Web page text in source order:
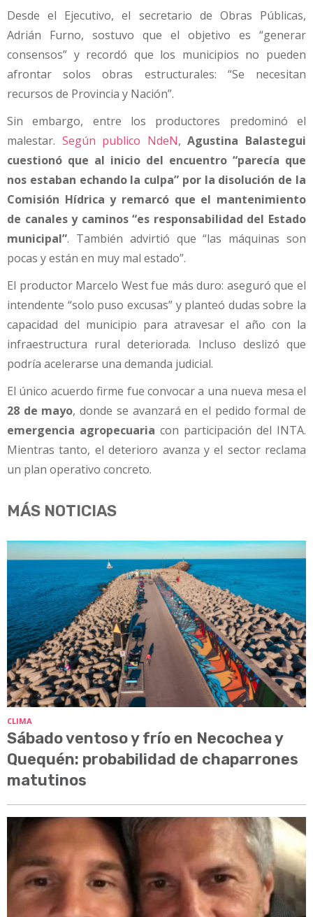
Desde el Ejecutivo, el secretario de Obras Públicas,
Adrián Furno, sostuvo que el objetivo es “generar
consensos” y recordó que los municipios no pueden
afrontar solos obras estructurales: “Se necesitan
recursos de Provincia y Nación”.
Sin embargo, entre los productores predominó el
malestar. Según publico NdeN,Agustina Balastegui
cuestionó que al inicio del encuentro “parecía que
nos estaban echando la culpa” por la disolución de la
Comisión Hídrica y remarcó que el mantenimiento
de canales y caminos “es responsabilidad del Estado
municipal”. También advirtió que “las máquinas son
pocas y están en muy mal estado”.
El productor Marcelo West fue más duro: aseguró que el
intendente “solo puso excusas” y planteó dudas sobre la
capacidad del municipio para atravesar el año con la
infraestructura rural deteriorada. Incluso deslizó que
podría acelerarse una demanda judicial.
El único acuerdo firme fue convocar a una nueva mesa el
28 de mayo, donde se avanzará en el pedido formal de
emergencia agropecuaria con participación del INTA.
Mientras tanto, el deterioro avanza y el sector reclama
un plan operativo concreto.
MÁS NOTICIAS
CLIMA
Sábado ventoso y frío en Necochea y
Quequén: probabilidad de chaparrones
matutinos